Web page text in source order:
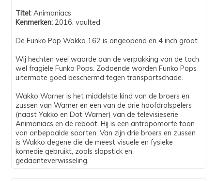
Titel:Animaniacs
Kenmerken:2016, vaulted
De Funko Pop Wakko 162 is ongeopend en 4 inch groot.
Wij hechten veel waarde aan de verpakking van de toch
wel fragiele Funko Pops. Zodoende worden Funko Pops
uitermate goed beschermd tegen transportschade.
Wakko Warner is het middelste kind van de broers en
zussen van Warner en een van de drie hoofdrolspelers
(naast Yakko en Dot Warner) van de televisieserie
Animaniacs en de reboot. Hij is een antropomorfe toon
van onbepaalde soorten. Van zijn drie broers en zussen
is Wakko degene die de meest visuele en fysieke
komedie gebruikt, zoals slapstick en
gedaanteverwisseling.